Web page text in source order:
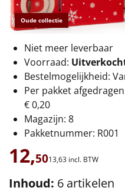
Thema
Origineel
Rituals
Luxe
Mannen
Vrouwen
Duurzaam
Oude collectie
Niet meer leverbaar
Voorraad:
Bestelmogelijkheid:
Per pakket
€ 0,20
Magazijn: 8
Pakketnummer: R001
12,5013,63 incl. BTW
Inhoud: 6 artikelen